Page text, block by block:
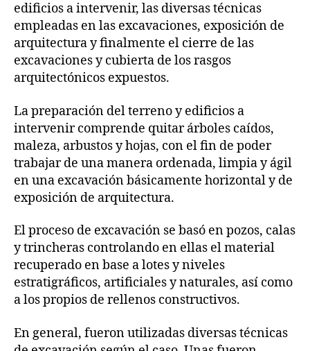
edificios a intervenir, las diversas técnicas
empleadas en las excavaciones, exposición de
arquitectura y finalmente el cierre de las
excavaciones y cubierta de los rasgos
arquitectónicos expuestos.
La preparación del terreno y edificios a
intervenir comprende quitar árboles caídos,
maleza, arbustos y hojas, con el fin de poder
trabajar de una manera ordenada, limpia y ágil
en una excavación básicamente horizontal y de
exposición de arquitectura.
El proceso de excavación se basó en pozos, calas
y trincheras controlando en ellas el material
recuperado en base a lotes y niveles
estratigráficos, artificiales y naturales, así como
a los propios de rellenos constructivos.
En general, fueron utilizadas diversas técnicas